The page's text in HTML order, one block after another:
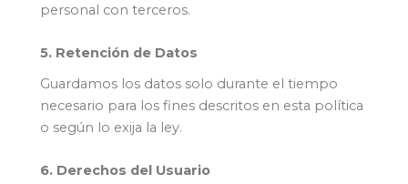
personal con terceros.
5. Retención de Datos
Guardamos los datos solo durante el tiempo
necesario para los fines descritos en esta política
o según lo exija la ley.
6. Derechos del Usuario